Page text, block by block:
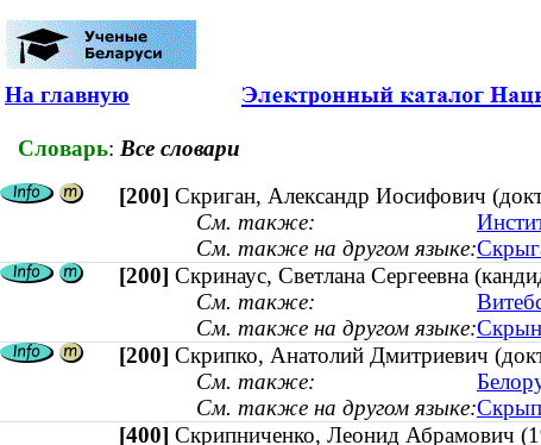
На главную
Словарь: Все словари
[200] Скриган, Александр Иосифович
См. также:
См. также на другом языке:
[200] Скринаус, Светлана Сергеевна
См. также:
См. также на другом языке:
[200] Скрипко, Анатолий Дмитриевич
См. также:
См. также на другом языке:
[400] Скрипниченко, Леонид Абрамович